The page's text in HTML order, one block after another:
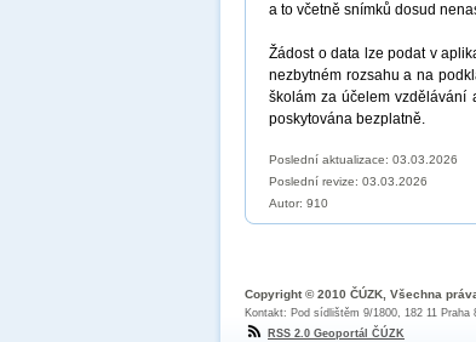
a to včetně snímků dosud
Žádost o data lze podat v
nezbytném rozsahu a na
školám za účelem vzdělávání
poskytována bezplatně.
Poslední aktualizace: 03.03.2026
Poslední revize: 03.03.2026
Autor: 910
Copyright © 2010 ČÚZK, Všechna
Kontakt: Pod sídlištěm 9/1800, 182 11 Praha
RSS 2.0 Geoportál ČÚZK